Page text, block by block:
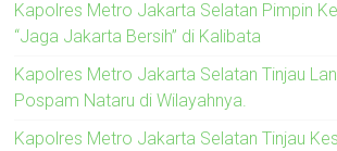
Kapolres Metro Jakarta Selatan Pimpin
“Jaga Jakarta Bersih” di Kalibata
Kapolres Metro Jakarta Selatan Tinjau
Pospam Nataru di Wilayahnya.
Kapolres Metro Jakarta Selatan Tinjau